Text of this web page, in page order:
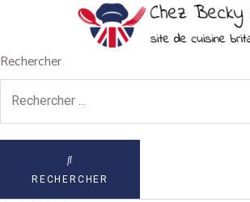
Rechercher
RECHERCHER